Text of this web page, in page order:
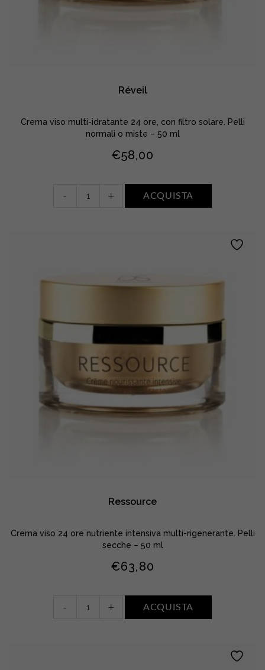
Réveil
Crema viso multi-idratante 24 ore, con filtro solare. Pelli
normali o miste – 50 ml
€58,00
- + ACQUISTA
Ressource
Crema viso 24 ore nutriente intensiva multi-rigenerante. Pelli
secche – 50 ml
€63,80
- + ACQUISTA